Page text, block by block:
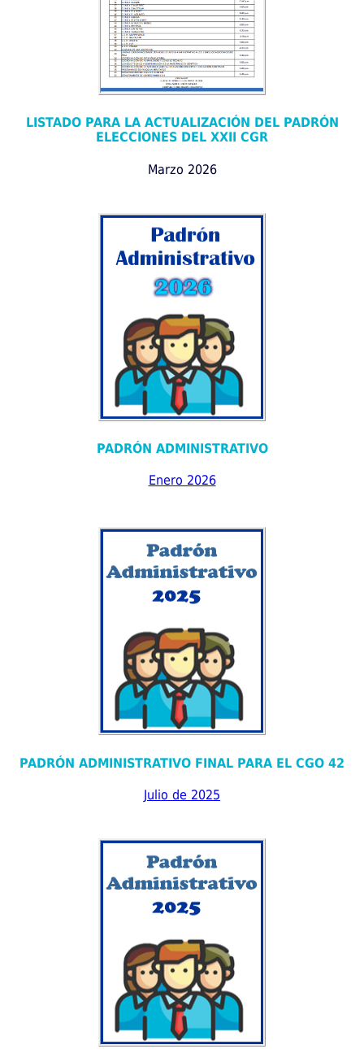
LISTADO PARA LA ACTUALIZACIÓN DEL PADRÓN
ELECCIONES DEL XXII CGR
Marzo 2026
PADRÓN ADMINISTRATIVO
Enero 2026
PADRÓN ADMINISTRATIVO FINAL PARA EL CGO 42
Julio de 2025